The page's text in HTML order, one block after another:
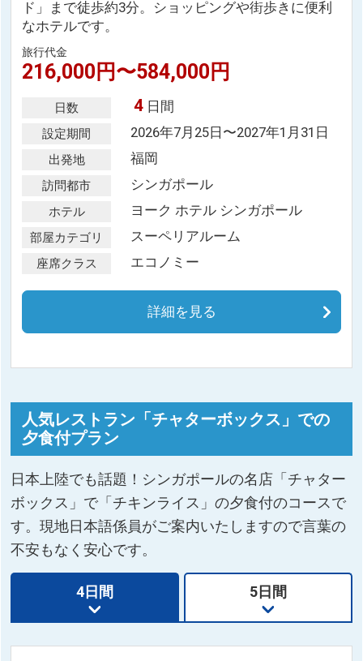
ド」まで徒歩約3分。ショッピングや街歩きに便利
なホテルです。
旅行代金
216,000円〜584,000円
日数 4 日間
設定期間 2026年7月25日〜2027年1月31日
出発地 福岡
訪問都市 シンガポール
ホテル ヨーク ホテル シンガポール
部屋カテゴリ スーペリアルーム
座席クラス エコノミー
詳細を見る
人気レストラン「チャターボックス」での
夕食付プラン
日本上陸でも話題！シンガポールの名店「チャター
ボックス」で「チキンライス」の夕食付のコースで
す。現地日本語係員がご案内いたしますので言葉の
不安もなく安心です。
4日間 5日間